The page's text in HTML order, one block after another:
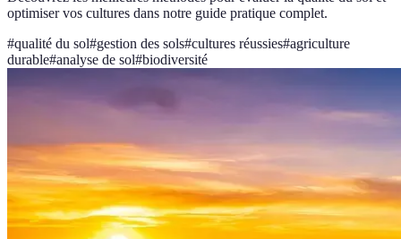
optimiser vos cultures dans notre guide pratique complet.
#qualité du sol#gestion des sols#cultures réussies#agriculture
durable#analyse de sol#biodiversité